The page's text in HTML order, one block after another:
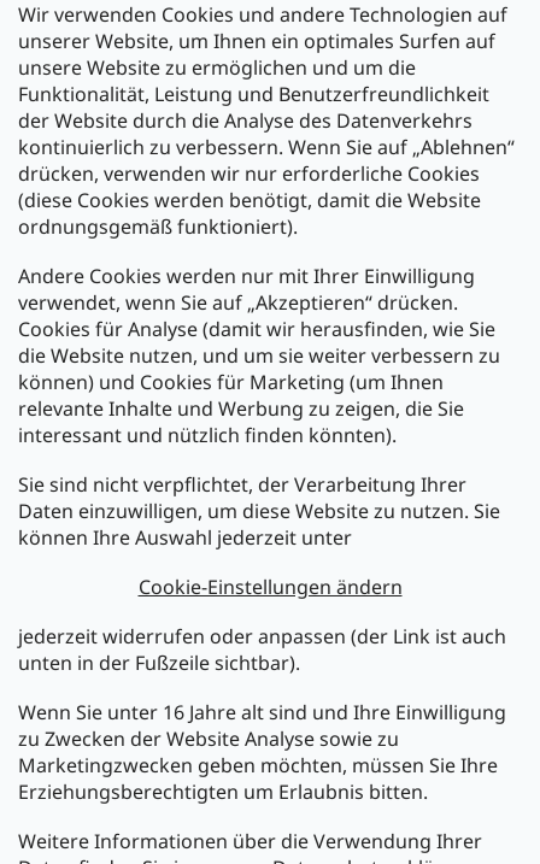
Wir verwenden Cookies und andere Technologien auf
unserer Website, um Ihnen ein optimales Surfen auf
unsere Website zu ermöglichen und um die
Funktionalität, Leistung und Benutzerfreundlichkeit
der Website durch die Analyse des Datenverkehrs
kontinuierlich zu verbessern. Wenn Sie auf „Ablehnen“
drücken, verwenden wir nur erforderliche Cookies
(diese Cookies werden benötigt, damit die Website
ordnungsgemäß funktioniert).
Andere Cookies werden nur mit Ihrer Einwilligung
verwendet, wenn Sie auf „Akzeptieren“ drücken.
Cookies für Analyse (damit wir herausfinden, wie Sie
die Website nutzen, und um sie weiter verbessern zu
können) und Cookies für Marketing (um Ihnen
relevante Inhalte und Werbung zu zeigen, die Sie
interessant und nützlich finden könnten).
Sie sind nicht verpflichtet, der Verarbeitung Ihrer
Daten einzuwilligen, um diese Website zu nutzen. Sie
können Ihre Auswahl jederzeit unter
Cookie-Einstellungen ändern
jederzeit widerrufen oder anpassen (der Link ist auch
unten in der Fußzeile sichtbar).
Wenn Sie unter 16 Jahre alt sind und Ihre Einwilligung
zu Zwecken der Website Analyse sowie zu
Marketingzwecken geben möchten, müssen Sie Ihre
Erziehungsberechtigten um Erlaubnis bitten.
Weitere Informationen über die Verwendung Ihrer
Filiale Ulm
Zahlung und Versand
Versand mit:
Zahlarten:
Newsletter abonnieren
Legen Sie Ihre E-Mail ein und wir werden Ihnen Informationen
über neue Produkte in unserem E-Shop zusenden.
E-Mail
Melden Sie sich jetzt für den mükra Newsletter an,
kostenlos und jederzeit kündbar! Mit der Anmeldung zum
Newsletter bestätigen Sie Ihr Einverständnis mit der
Datenschutzerklärung.
ANMELDEN